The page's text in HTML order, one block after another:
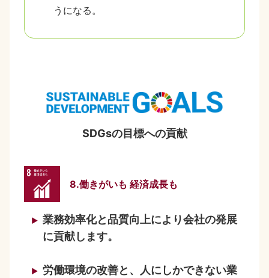
うになる。
SDGsの目標への貢献
8.働きがいも 経済成長も
業務効率化と品質向上により会社の発展
に貢献します。
労働環境の改善と、人にしかできない業